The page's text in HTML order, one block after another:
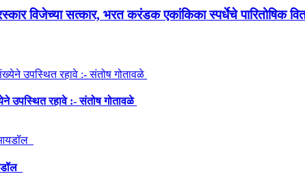
विजेच्या सत्कार, भरत करंडक एकांकिका स्पर्धेचे पारितोषिक
उपस्थित रहावे :- संतोष गोतावळे